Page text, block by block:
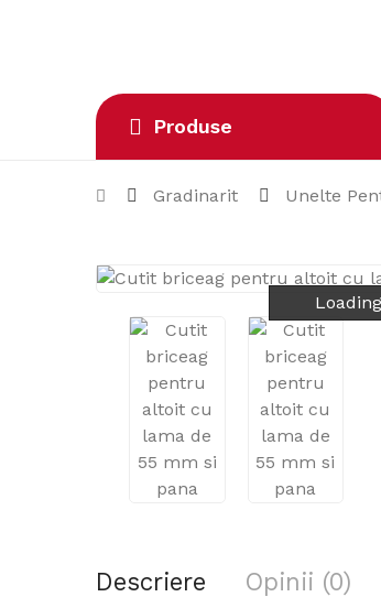
Produse
Gradinarit Unelte
Descriere Opinii (0)